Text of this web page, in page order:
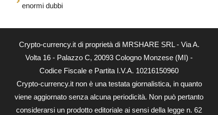
enormi dubbi
Crypto-currency.it di proprietà di MRSHARE SRL - Via A.
Volta 16 - Palazzo C, 20093 Cologno Monzese (MI) -
Codice Fiscale e Partita I.V.A. 10216150960
Crypto-currency.it non è una testata giornalistica, in quanto
viene aggiornato senza alcuna periodicità. Non può pertanto
considerarsi un prodotto editoriale ai sensi della legge n. 62